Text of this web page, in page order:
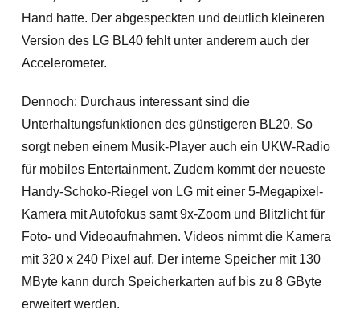
Hand hatte. Der abgespeckten und deutlich kleineren
Version des LG BL40 fehlt unter anderem auch der
Accelerometer.
Dennoch: Durchaus interessant sind die
Unterhaltungsfunktionen des günstigeren BL20. So
sorgt neben einem Musik-Player auch ein UKW-Radio
für mobiles Entertainment. Zudem kommt der neueste
Handy-Schoko-Riegel von LG mit einer 5-Megapixel-
Kamera mit Autofokus samt 9x-Zoomund Blitzlicht für
Foto- und Videoaufnahmen. Videos nimmt die Kamera
mit 320 x 240 Pixel auf. Der interne Speicher mit 130
MByte kann durch Speicherkarten auf bis zu 8 GByte
erweitert werden.